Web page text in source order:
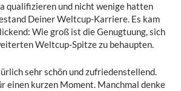
qualifizieren und nicht wenige hatten
Deiner Weltcup-Karriere. Es kam
Wie groß ist die Genugtuung, sich
Weltcup-Spitze zu behaupten.
sehr schön und zufriedenstellend.
einen kurzen Moment. Manchmal denke